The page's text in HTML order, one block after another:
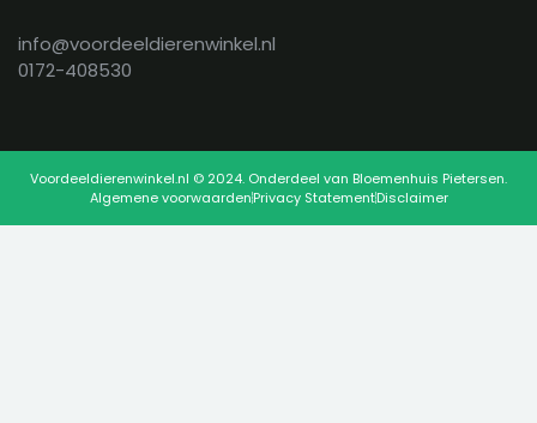
info@voordeeldierenwinkel.nl
0172-408530
Voordeeldierenwinkel.nl © 2024. Onderdeel van Bloemenhuis Pietersen.
Algemene voorwaardenPrivacy StatementDisclaimer